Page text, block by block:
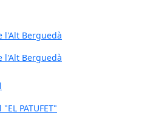
l'Alt Berguedà
PATUFET"